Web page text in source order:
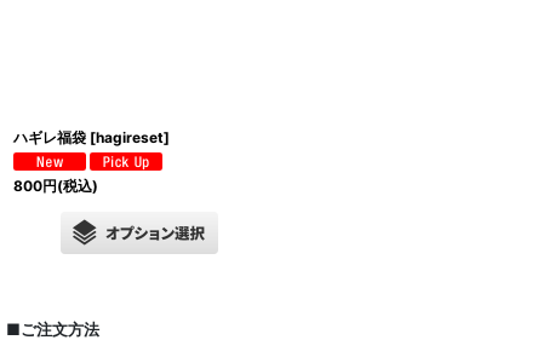
ハギレ福袋 [hagireset]
800円(税込)
■ご注文方法